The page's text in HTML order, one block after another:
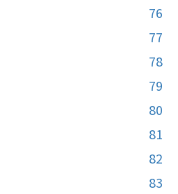
76
77
78
79
80
81
82
83